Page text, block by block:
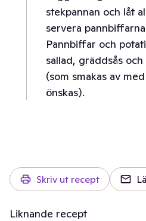
stekpannan och låt
servera
Pannbiffar och
sallad, gräddsås
(som smakas av
önskas).
Skriv ut recept
Liknande recept